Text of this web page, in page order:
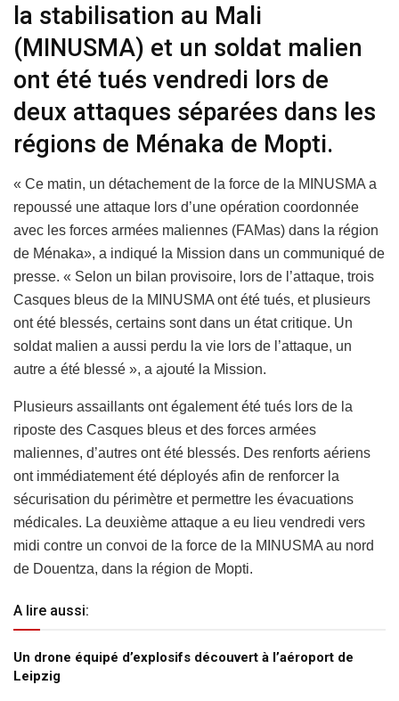
la stabilisation au Mali
(MINUSMA) et un soldat malien
ont été tués vendredi lors de
deux attaques séparées dans les
régions de Ménaka de Mopti.
« Ce matin, un détachement de la force de la MINUSMA a
repoussé une attaque lors d’une opération coordonnée
avec les forces armées maliennes (FAMas) dans la région
de Ménaka», a indiqué la Mission dans un communiqué de
presse. « Selon un bilan provisoire, lors de l’attaque, trois
Casques bleus de la MINUSMA ont été tués, et plusieurs
ont été blessés, certains sont dans un état critique. Un
soldat malien a aussi perdu la vie lors de l’attaque, un
autre a été blessé », a ajouté la Mission.
Plusieurs assaillants ont également été tués lors de la
riposte des Casques bleus et des forces armées
maliennes, d’autres ont été blessés. Des renforts aériens
ont immédiatement été déployés afin de renforcer la
sécurisation du périmètre et permettre les évacuations
médicales. La deuxième attaque a eu lieu vendredi vers
midi contre un convoi de la force de la MINUSMA au nord
de Douentza, dans la région de Mopti.
A lire aussi:
Un drone équipé d’explosifs découvert à l’aéroport de
Leipzig